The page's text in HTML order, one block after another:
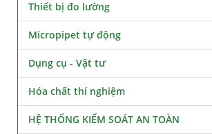
Thiết bị đo lường
Micropipet tự động
Dụng cụ - Vật tư
Hóa chất thí nghiệm
HỆ THỐNG KIỂM SOÁT AN TOÀN